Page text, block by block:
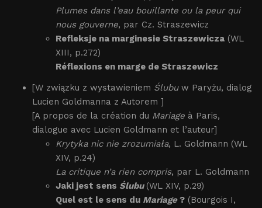
Plumes dans l’eau bouillante ou la peur qui
nous gouverne, par Cz. Straszewicz
Refleksje na marginesie Straszewicza (WL
XIII, p.272)
Réflexions en marge de Straszewicz
[W związku z wystawieniem Ślubuw Paryżu, dialog
Lucien Goldmanna z Autorem ]
[A propos de la création du Mariage à Paris,
dialogue avec Lucien Goldmann et l’auteur]
Krytyka nic nie zrozumiała, L. Goldmann (WL
XIV, p.24)
La critique n’a rien compris, par L. Goldmann
Jaki jest sens Ślubu (WL XIV, p.29)
Quel est le sens du Mariage? (Bourgois I,